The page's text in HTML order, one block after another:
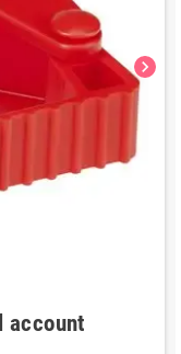
chevron_right
account